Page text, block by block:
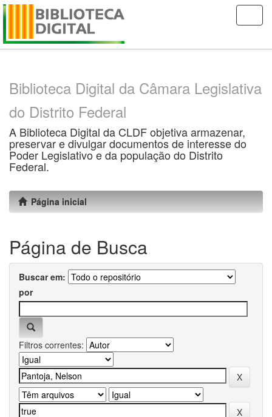
Skip
Biblioteca Digital da Câmara Legislativa
do Distrito Federal
A Biblioteca Digital da CLDF objetiva armazenar,
preservar e divulgar documentos de interesse do
Poder Legislativo e da população do Distrito
Federal.
Página inicial
Página de Busca
Buscar em:
por
Filtros correntes: